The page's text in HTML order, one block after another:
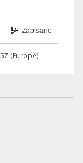
Zapisane
(Europe)